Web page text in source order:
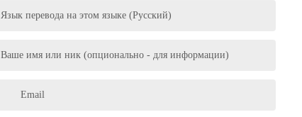
Язык перевода на этом языке (Русский)
Ваше имя или ник (опционально - для информации)
Email